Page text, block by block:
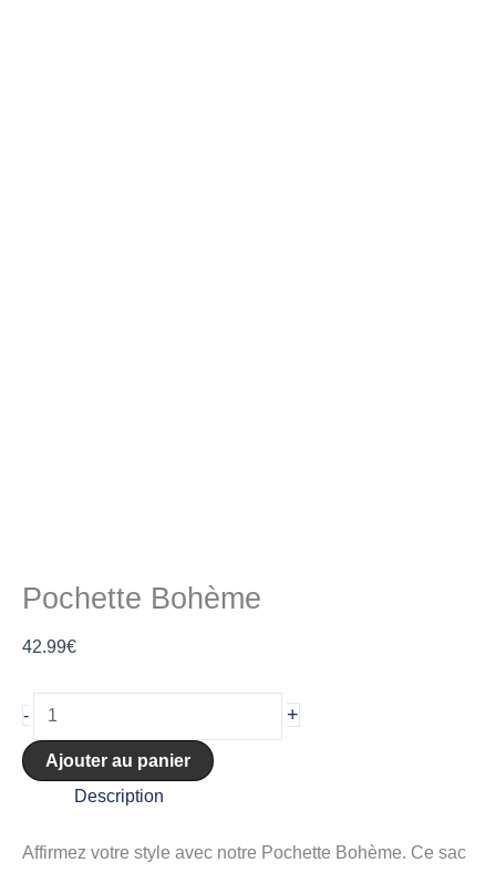
Pochette Bohème
42.99€
- +
Ajouter au panier
Description
Affirmez votre style avec notre Pochette Bohème. Ce sac